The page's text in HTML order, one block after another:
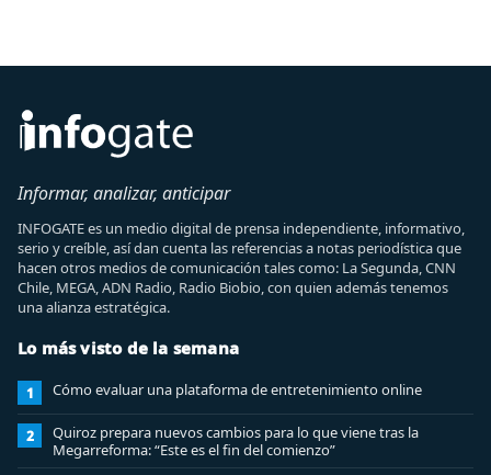
Informar, analizar, anticipar
INFOGATE es un medio digital de prensa independiente, informativo,
serio y creíble, así dan cuenta las referencias a notas periodística que
hacen otros medios de comunicación tales como: La Segunda, CNN
Chile, MEGA, ADN Radio, Radio Biobio, con quien además tenemos
una alianza estratégica.
Lo más visto de la semana
1 Cómo evaluar una plataforma de entretenimiento online
2
Quiroz prepara nuevos cambios para lo que viene tras la
Megarreforma: “Este es el fin del comienzo”